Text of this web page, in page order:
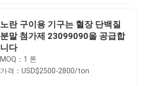
노란 구이용 기구는 혈장 단백질
분말 첨가제 23099090을 공급합
니다
MOQ：1 톤
가격：USD$2500-2800/ton